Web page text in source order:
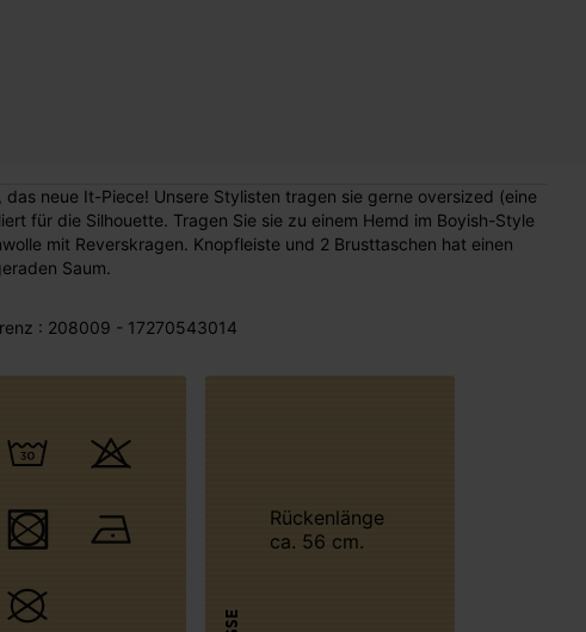
neue It-Piece! Unsere Stylisten tragen sie gerne oversized (eine
für die Silhouette. Tragen Sie sie zu einem Hemd im Boyish-Style
mit Reverskragen. Knopfleiste und 2 Brusttaschen hat einen
Saum.
: 208009 - 17270543014
Rückenlänge
ca. 56 cm.